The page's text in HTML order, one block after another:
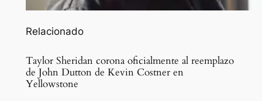
Relacionado
Taylor Sheridan corona oficialmente al reemplazo
de John Dutton de Kevin Costner en
Yellowstone